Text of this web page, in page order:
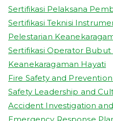
Sertifikasi Pelaksana
Sertifikasi Teknisi
Pelestarian
Sertifikasi Operator Bubut
Keanekaragaman Hayati
Fire Safety and
Safety Leadership and
Accident Investigation